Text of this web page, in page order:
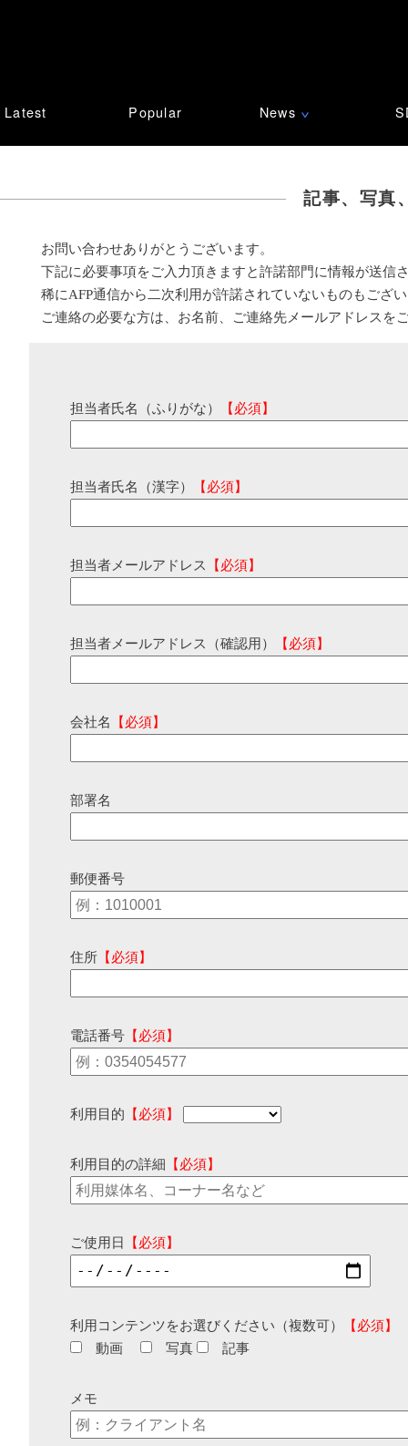
Latest Popular News ∨
記事、写真
お問い合わせありがとうございます。
下記に必要事項をご入力頂きますと許諾部門に情報が送信
稀にAFP通信から二次利用が許諾されていないものもござ
ご連絡の必要な方は、お名前、ご連絡先メールアドレスを
担当者氏名（ふりがな） 【必須】
担当者氏名（漢字） 【必須】
担当者メールアドレス 【必須】
担当者メールアドレス（確認用） 【必須】
会社名 【必須】
部署名
郵便番号
住所 【必須】
電話番号 【必須】
利用目的 【必須】
利用目的の詳細 【必須】
ご使用日 【必須】
利用コンテンツをお選びください（複数可）
【必須】
動画
写真 記事
メモ